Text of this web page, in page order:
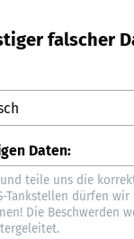
falscher
Daten: